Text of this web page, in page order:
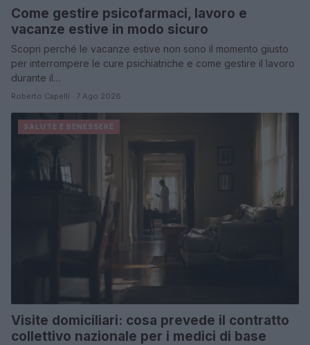
Come gestire psicofarmaci, lavoro e
vacanze estive in modo sicuro
Scopri perché le vacanze estive non sono il momento giusto
per interrompere le cure psichiatriche e come gestire il lavoro
durante il…
Roberto Capelli · 7 Ago 2026
SALUTE E BENESSERE
Visite domiciliari: cosa prevede il contratto
collettivo nazionale per i medici di base